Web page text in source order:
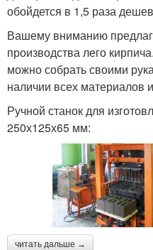
обойдется в 1,5 раза
Вашему вниманию
производства лего
можно собрать своими
наличии всех материалов
Ручной станок для
250х125х65 мм:
читать дальше →